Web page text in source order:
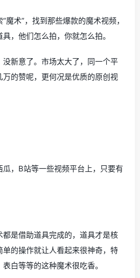
魔术”，找到那些爆款的魔术视频，
，他们怎么拍，你就怎么拍。
新意了。市场太大了，同一个平
万的赞呢，更何况是优质的原创视
，B站等一些视频平台上，只要有
都是借助道具完成的，道具才是核
的操作就让人看起来很神奇，特
白等等的这种魔术很吃香。